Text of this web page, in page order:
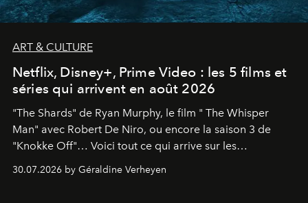
ART & CULTURE
Netflix, Disney+, Prime Video : les 5 films et
séries qui arrivent en août 2026
"The Shards" de Ryan Murphy, le film " The Whisper
Man" avec Robert De Niro, ou encore la saison 3 de
"Knokke Off"… Voici tout ce qui arrive sur les
plateformes de streaming en août 2026.
30.07.2026 by Géraldine Verheyen